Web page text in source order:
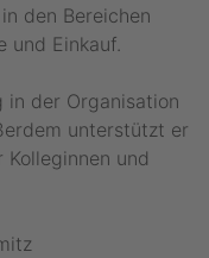
den Bereichen
und Einkauf.
der Organisation
unterstützt er
und